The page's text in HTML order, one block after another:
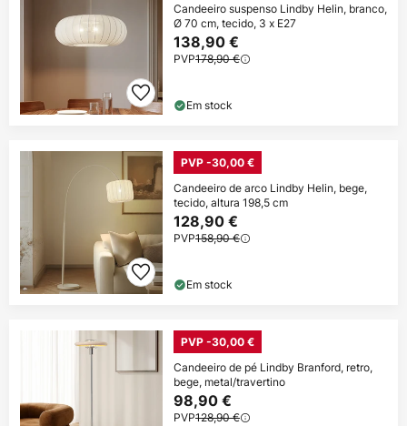
Candeeiro suspenso Lindby Helin, branco,
Ø 70 cm, tecido, 3 x E27
138,90 €
PVP178,90 €
Em stock
PVP -30,00 €
Candeeiro de arco Lindby Helin, bege,
tecido, altura 198,5 cm
128,90 €
PVP158,90 €
Em stock
PVP -30,00 €
Candeeiro de pé Lindby Branford, retro,
bege, metal/travertino
98,90 €
PVP128,90 €